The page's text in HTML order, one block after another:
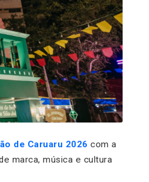
de Caruaru 2026 com a
marca, música e cultura